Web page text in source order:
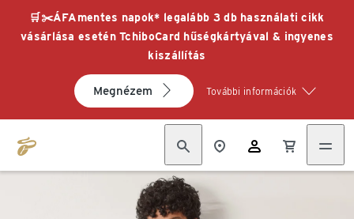
🛒✂️ÁFAmentes napok* legalább 3 db használati cikk
vásárlása esetén TchiboCard hűségkártyával & ingyenes
kiszállítás
Megnézem További információk